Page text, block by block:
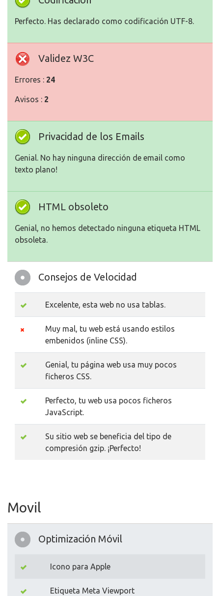
Perfecto. Has declarado como codificación UTF-8.
Validez W3C
Errores : 24
Avisos : 2
Privacidad de los Emails
Genial. No hay ninguna dirección de email como
texto plano!
HTML obsoleto
Genial, no hemos detectado ninguna etiqueta HTML
obsoleta.
Consejos de Velocidad
Excelente, esta web no usa tablas.
Muy mal, tu web está usando estilos
embenidos (inline CSS).
Genial, tu página web usa muy pocos
ficheros CSS.
Perfecto, tu web usa pocos ficheros
JavaScript.
Su sitio web se beneficia del tipo de
compresión gzip. ¡Perfecto!
Movil
Optimización Móvil
Icono para Apple
Etiqueta Meta Viewport